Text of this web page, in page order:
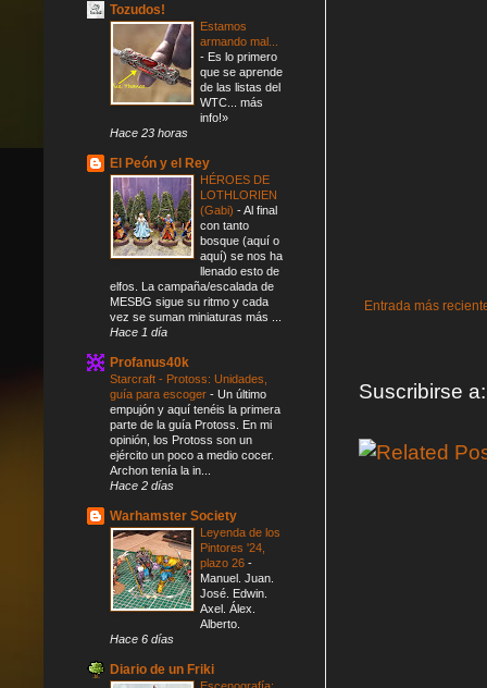
Entrada más
Suscribirse
Tozudos!
Estamos
armando mal...
- Es lo primero
que se aprende
de las listas del
WTC... más
info!»
Hace 23 horas
El Peón y el Rey
HÉROES DE
LOTHLORIEN
(Gabi) -Al final
con tanto
bosque (aquí o
aquí) se nos ha
llenado esto de
elfos. La campaña/escalada de
MESBG sigue su ritmo y cada
vez se suman miniaturas más ...
Hace 1 día
Profanus40k
Starcraft - Protoss: Unidades,
guía para escoger - Un último
empujón y aquí tenéis la primera
parte de la guía Protoss. En mi
opinión, los Protoss son un
ejército un poco a medio cocer.
Archon tenía la in...
Hace 2 días
Warhamster Society
Leyenda de los
Pintores '24,
plazo 26 -
Manuel. Juan.
José. Edwin.
Axel. Álex.
Alberto.
Hace 6 días
Diario de un Friki